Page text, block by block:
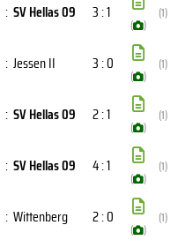
: SV Hellas 09 3 : 1
( )
(1)
: Jessen II 3 : 0
( )
(1)
: SV Hellas 09 2 : 1
( )
(1)
: SV Hellas 09 4 : 1
( )
(1)
: Wittenberg 2 : 0
( )
(1)